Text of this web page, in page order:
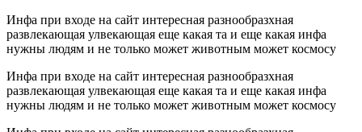
Инфа при входе на сайт интересная разнообразхная
развлекающая улвекающая еще какая та и еще какая инфа
нужны людям и не только может животным может космосу
Инфа при входе на сайт интересная разнообразхная
развлекающая улвекающая еще какая та и еще какая инфа
нужны людям и не только может животным может космосу